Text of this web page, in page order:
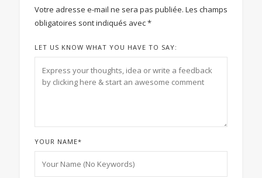
Votre adresse e-mail ne sera pas publiée. Les champs
obligatoires sont indiqués avec*
LET US KNOW WHAT YOU HAVE TO SAY:
YOUR NAME*